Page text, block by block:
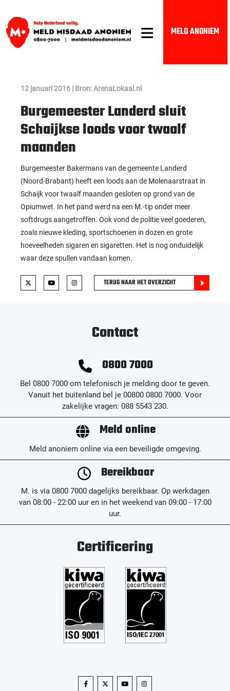
MELD ANONIEM
12 januari 2016 | Bron: ArenaLokaal.nl
Burgemeester Landerd sluit
Schaijkse loods voor twaalf
maanden
Burgemeester Bakermans van de gemeente Landerd
(Noord-Brabant) heeft een loods aan de Molenaarstraat in
Schaijk voor twaalf maanden gesloten op grond van de
Opiumwet. In het pand werd na een M.-tip onder meer
softdrugs aangetroffen. Ook vond de politie veel goederen,
zoals nieuwe kleding, sportschoenen in dozen en grote
hoeveelheden sigaren en sigaretten. Het is nog onduidelijk
waar deze spullen vandaan komen.
TERUG NAAR HET OVERZICHT
Contact
0800 7000
Bel 0800 7000 om telefonisch je melding door te geven.
Vanuit het buitenland bel je 00800 0800 7000. Voor
zakelijke vragen: 088 5543 230.
Meld online
Meld anoniem online via een beveiligde omgeving.
Bereikbaar
M. is via 0800 7000 dagelijks bereikbaar. Op werkdagen
van 08:00 - 22:00 uur en in het weekend van 09:00 - 17:00
uur.
Certificering